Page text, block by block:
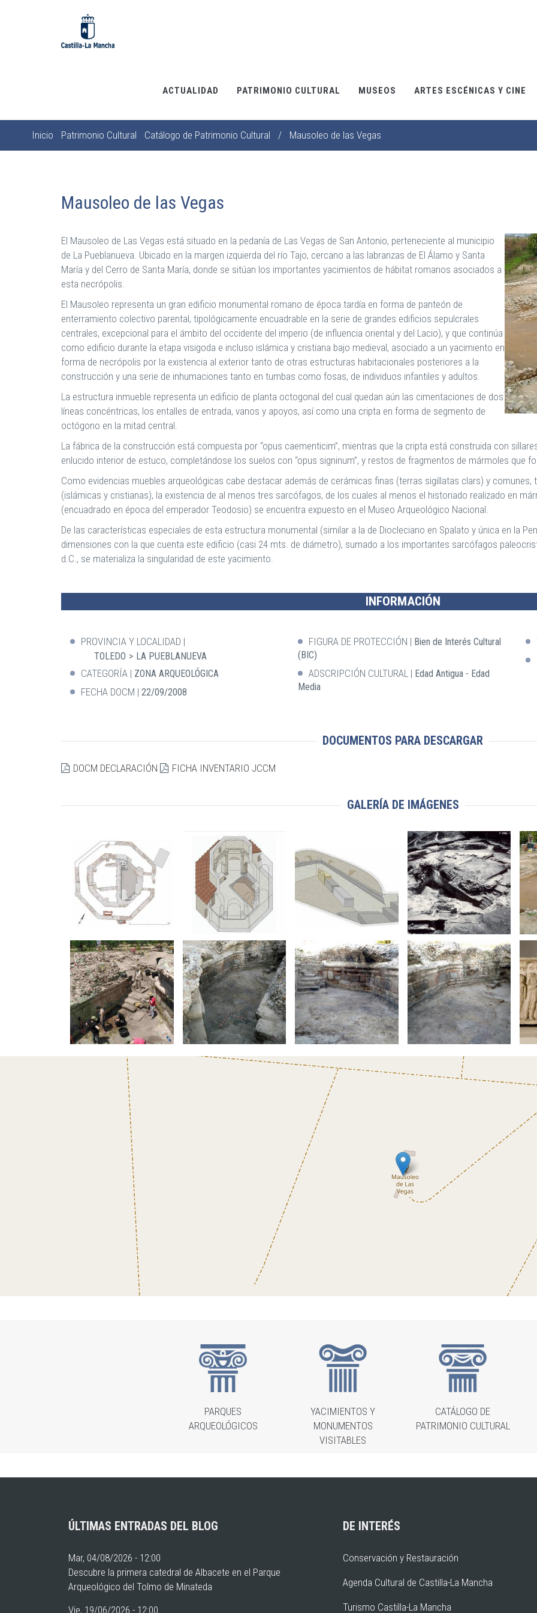
ACTUALIDAD PATRIMONIO CULTURAL MUSEOS ARTES ESCÉNICAS Y CINE
Sobrescribir
navegación
Inicio Patrimonio Cultural Catálogo de Patrimonio Cultural / Mausoleo de las Vegas
Mausoleo de las Vegas
El Mausoleo de Las Vegas está situado en la pedanía de Las Vegas de San Antonio, perteneciente al municipio
de La Pueblanueva. Ubicado en la margen izquierda del río Tajo, cercano a las labranzas de El Álamo y Santa
María y del Cerro de Santa María, donde se sitúan los importantes yacimientos de hábitat romanos asociados a
esta necrópolis.
El Mausoleo representa un gran edificio monumental romano de época tardía en forma de panteón de
enterramiento colectivo parental, tipológicamente encuadrable en la serie de grandes edificios sepulcrales
centrales, excepcional para el ámbito del occidente del imperio (de influencia oriental y del Lacio), y que continúa
como edificio durante la etapa visigoda e incluso islámica y cristiana bajo medieval, asociado a un yacimiento en
forma de necrópolis por la existencia al exterior tanto de otras estructuras habitacionales posteriores a la
construcción y una serie de inhumaciones tanto en tumbas como fosas, de individuos infantiles y adultos.
La estructura inmueble representa un edificio de planta octogonal del cual quedan aún las cimentaciones de dos
líneas concéntricas, los entalles de entrada, vanos y apoyos, así como una cripta en forma de segmento de
octógono en la mitad central.
La fábrica de la construcción está compuesta por “opus caementicim”, mientras que la cripta está construida con
enlucido interior de estuco, completándose los suelos con “opus signinum”, y restos de fragmentos de mármoles que
Como evidencias muebles arqueológicas cabe destacar además de cerámicas finas (terras sigillatas clars) y
(islámicas y cristianas), la existencia de al menos tres sarcófagos, de los cuales al menos el historiado realizado en
(encuadrado en época del emperador Teodosio) se encuentra expuesto en el Museo Arqueológico Nacional.
De las características especiales de esta estructura monumental (similar a la de Diocleciano en Spalato y única en la
dimensiones con la que cuenta este edificio (casi 24 mts. de diámetro), sumado a los importantes sarcófagos
d.C., se materializa la singularidad de este yacimiento.
INFORMACIÓN
PROVINCIA Y LOCALIDAD
TOLEDO LA PUEBLANUEVA
CATEGORÍA ZONA ARQUEOLÓGICA
FECHA DOCM 22/09/2008
FIGURA DE PROTECCIÓN
Bien de Interés Cultural
(BIC)
ADSCRIPCIÓN CULTURAL
Edad Antigua - Edad
Media
DOCUMENTOS PARA DESCARGAR
DOCM DECLARACIÓN FICHA INVENTARIO JCCM
GALERÍA DE IMÁGENES
PARQUES
ARQUEOLÓGICOS
YACIMIENTOS Y
MONUMENTOS
VISITABLES
CATÁLOGO DE
PATRIMONIO CULTURAL
ÚLTIMAS ENTRADAS DEL BLOG
Mar, 04/08/2026 - 12:00
Descubre la primera catedral de Albacete en el Parque
Arqueológico del Tolmo de Minateda
Vie, 19/06/2026 - 12:00
DE INTERÉS
Conservación y Restauración
Agenda Cultural de Castilla-La Mancha
Turismo Castilla-La Mancha